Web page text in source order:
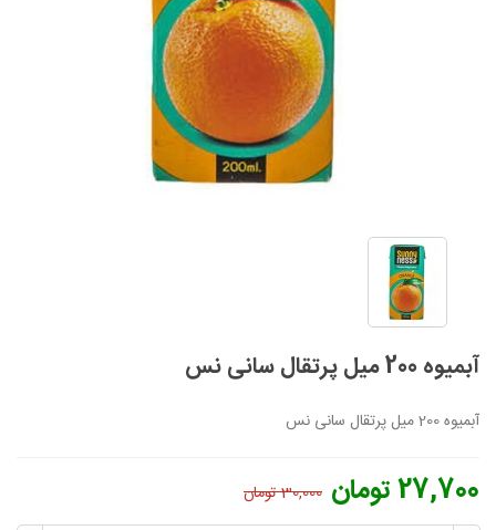
آبمیوه 200 میل پرتقال سانی نس
آبمیوه 200 میل پرتقال سانی نس
27,700 تومان 30,000 تومان